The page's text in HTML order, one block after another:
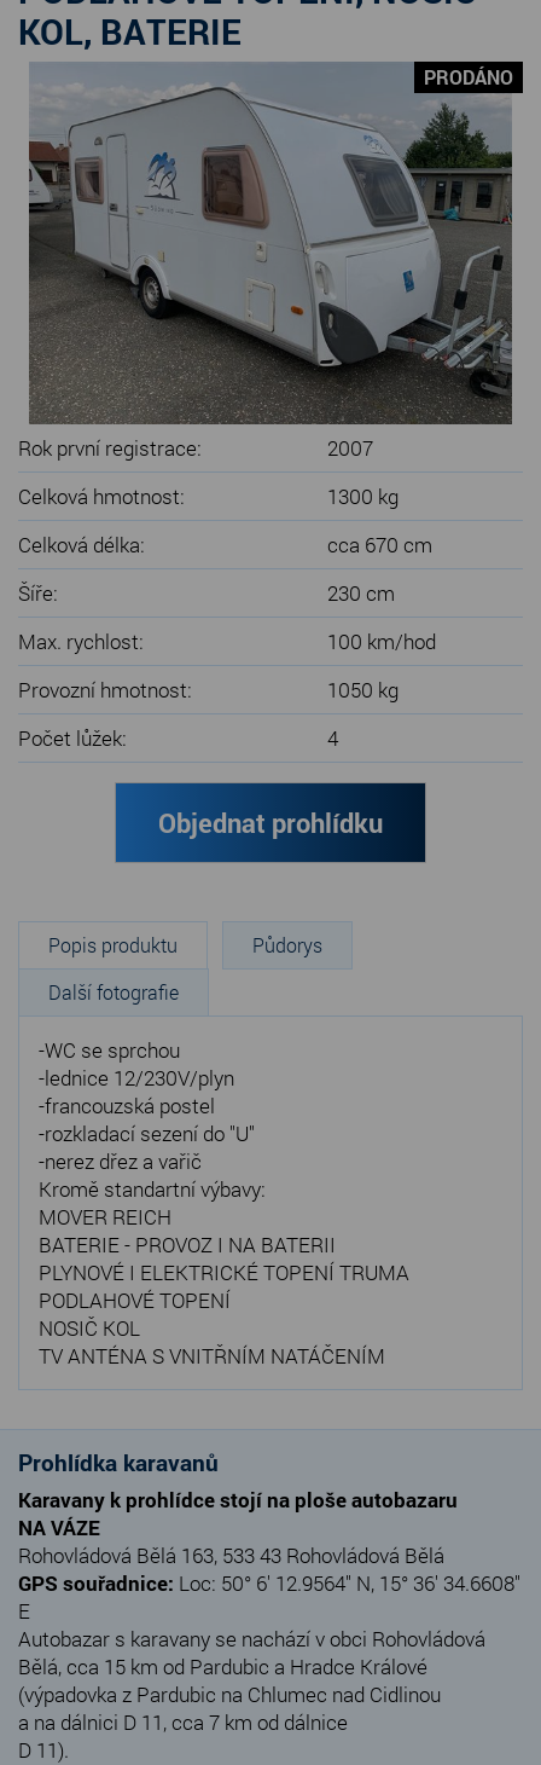
SERVIS KARAVANŮ
KONTAKT
KOL, BATERIE
PRODÁNO
Rok první registrace:
2007
Celková hmotnost:
1300 kg
Celková délka:
cca 670 cm
Šíře:
230 cm
Max. rychlost:
100 km/hod
Provozní hmotnost:
1050 kg
Počet lůžek:
4
Objednat prohlídku
Popis produktu
Půdorys
Další fotografie
-WC se sprchou
-lednice 12/230V/plyn
-francouzská postel
-rozkladací sezení do "U"
-nerez dřez a vařič
Kromě standartní výbavy:
MOVER REICH
BATERIE - PROVOZ I NA BATERII
PLYNOVÉ I ELEKTRICKÉ TOPENÍ TRUMA
PODLAHOVÉ TOPENÍ
NOSIČ KOL
TV ANTÉNA S VNITŘNÍM NATÁČENÍM
Prohlídka karavanů
Karavany k prohlídce stojí na ploše autobazaru
NA VÁZE
Rohovládová Bělá 163, 533 43 Rohovládová Bělá
GPS souřadnice: Loc: 50° 6' 12.9564" N, 15° 36' 34.6608"
E
Autobazar s karavany se nachází v obci Rohovládová
Bělá, cca 15 km od Pardubic a Hradce Králové
(výpadovka z Pardubic na Chlumec nad Cidlinou
a na dálnici D 11, cca 7 km od dálnice
D 11).